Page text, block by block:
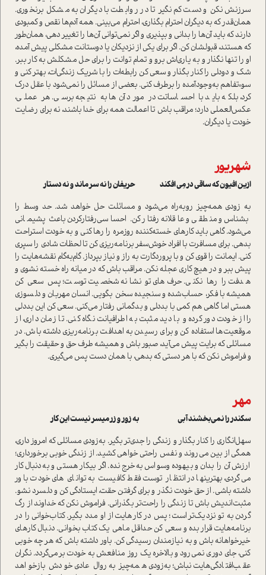
سرزنش نکن و دست‌کم نگیر تا در روابطت با دیگران به مشکل برنخوری.
همان‌قدر که به دیگران احترام بگذاری، احترام می‌بینی. همه آدم‌ها نقص و کمبودی
دارند که باید آن‌ها را بدانی و بپذیری و اگر نمی‌توانی آن‌ها را تغییر دهی، همان‌طور
که هستند، قبولشان کن. اگر برای یکی از نزدیکان یا دوستانت مشکلی پیش آمده،
او را تنها نگذار و به یاری‌اش برو و تمام توانت را برای حل مشکلش به کار ببر.
شک و دودلی را کنار بگذار و سعی کن رابطه‌ات را با شریک زندگی‌ات، بهتر کنی و
سوءتفاهم به‌وجود‌آمده را برطرف کنی. بعضی از مسائل را نمی‌شود با عقل درک
کرد، بلکه باید با احساساتت در مورد آن‌ها به نتیجه برسی. هر عملی،
عکس‌العملی دارد؛ مراقب باش تا اعمالت همه برای خدا باشند، نه برای رضایت
خودت یا دیگران.
شهریور
ازین افیون که ساقی در مِی‌ افکند حریفان را نه سر ماند و نه دستار
به زودی همه‌چیز روبه‌راه می‌شود و مسائلت حل خواهد شد. حد وسط را
بشناس و منطقی و عاقلانه رفتار کن. احساسی‌رفتار‌کردن باعث پشیمانی
می‌شود. گاهی باید کارهای خسته‌کننده روزمره را رها کنی و به خودت استراحت
بدهی. برای مسافرت با افراد خوش‌سفر برنامه‌ریزی کن تا لحظات شادی را سپری
کنی. ایمانت را قوی کن و با پروردگارت به راز و نیاز بپرداز. گام‌به‌گام نقشه‌هایت را
پیش ببر و در هیچ کاری عجله نکن. مراقب باش که در میانه راه خسته نشوی و
هدفت را رها نکنی. حرف‌های تو نشانه شخصیت توست؛ پس سعی کن
همیشه با فکر، حساب‌شده و سنجیده سخن بگویی. انسان مهربان و دلسوزی
هستی اما گاهی هم کمی با بد‌دلی و بد‌گمانی رفتار می‌کنی. سعی کن این بددلی
را از خودت دور کرده و با دید مثبت به اطرافیانت نگاه کنی. تا زمان داری، از
موقعیت‌ها استفاده کن و برای رسیدن به اهدافت برنامه‌ریزی داشته باش. در
مسائلی که برایت پیش می‌آید، صبور باش و همیشه طرف حق و حقیقت را بگیر
و فراموش نکن که با هر دستی که بدهی، با همان دست پس می‌گیری.
مهر
سکندر را نمی‌بخشند آبی به زور و زر میسر نیست این کار
سهل‌انگاری را کنار بگذار و زندگی را جدی‌تر بگیر. به‌زودی مسائلی که امروز داری،
همگی از بین می‌روند و نفس راحتی خواهی کشید. از زندگی خوبی برخورداری؛
ارزش آن را بدان و بیهوده وسواس به‌خرج نده. اگر بیکار هستی و به‌دنبال کار
می‌گردی، بهترینها در انتظار توست فقط کافیست به توانای های خودت باور
داشته باشی. از حق خودت نگذر و برای گرفتن حقت، ایستادگی کن و دلسرد نشو.
مثبت‌اندیش باش تا زندگی را راحت‌تر بگذرانی. فراموش نکن که خداوند از رگ
گردن به تو نزدیک‌تر است؛ پس در کارهایت از او مدد بگیر. کتاب‌خوانی را در
برنامه‌هایت قرار بده و سعی کن حداقل ماهی یک کتاب بخوانی. دنبال کارهای
خیرخواهانه باش و به نیازمندان رسیدگی کن. باور داشته باش که هر چه خوبی
کنی، جای دوری نمی‌رود و بالاخره یک روز منافعش به خودت بر‌می‌گردد. نگران
عقب‌افتادگی‌هایت نباش؛ به‌زودی همه‌چیز به روال عادی خودش بازخواهد